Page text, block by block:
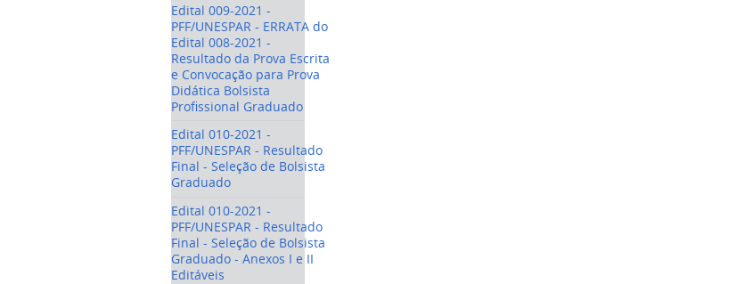
Edital 009-2021 -
PFF/UNESPAR - ERRATA do
Edital 008-2021 -
Resultado da Prova Escrita
e Convocação para Prova
Didática Bolsista
Profissional Graduado
Edital 010-2021 -
PFF/UNESPAR - Resultado
Final - Seleção de Bolsista
Graduado
Edital 010-2021 -
PFF/UNESPAR - Resultado
Final - Seleção de Bolsista
Graduado - Anexos I e II
Editáveis